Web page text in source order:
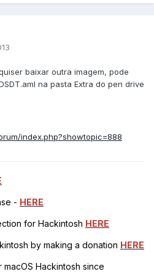
baixar outra imagem, pode
na pasta Extra do pen drive
index.php?showtopic=888
- HERE
for Hackintosh HERE
by making a donation HERE
Hackintosh since